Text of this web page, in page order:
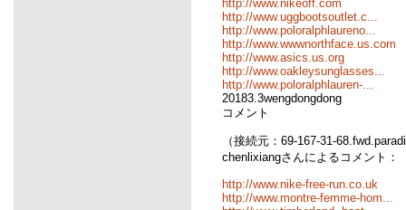
http://www.nikeoff.com
http://www.uggbootsoutlet.c...
http://www.poloralphlaureno...
http://www.wwwnorthface.us.com
http://www.asics.us.org
http://www.oakleysunglasses...
http://www.poloralphlauren-...
20183.3wengdongdong
コメント
（接続元：69-167-31-
chenlixiangさんによるコメント：
http://www.nike-free-run.co.uk
http://www.montre-femme-hom...